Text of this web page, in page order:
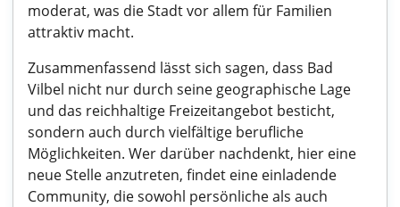
moderat, was die Stadt vor allem für Familien
attraktiv macht.
Zusammenfassend lässt sich sagen, dass Bad
Vilbel nicht nur durch seine geographische Lage
und das reichhaltige Freizeitangebot besticht,
sondern auch durch vielfältige berufliche
Möglichkeiten. Wer darüber nachdenkt, hier eine
neue Stelle anzutreten, findet eine einladende
Community, die sowohl persönliche als auch